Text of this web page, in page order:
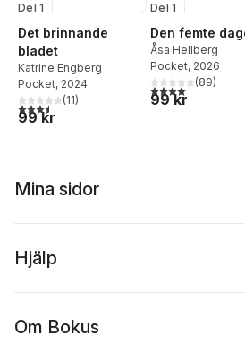
Del 1
Det brinnande
bladet
Katrine Engberg
Pocket, 2024
3,5utav 5 stjärnor. Totalt antal röster:
(11)
99 kr
Del 1
Den femte
Åsa Hellberg
Pocket, 2026
4,1utav 5 stjärnor.
(89)
99 kr
Mina sidor
Hjälp
Om Bokus